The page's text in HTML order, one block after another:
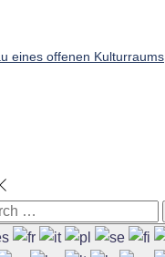
eines offenen Kulturraums